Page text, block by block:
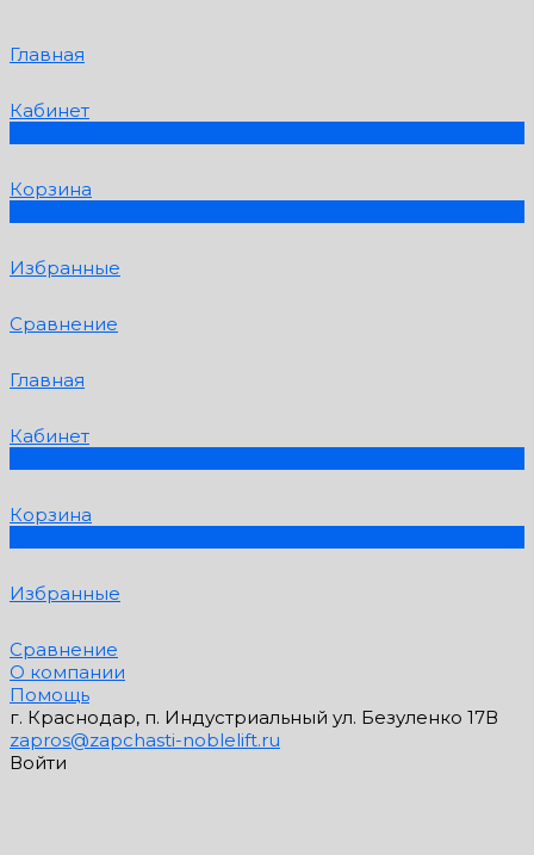
Главная
Кабинет
Корзина
Избранные
Сравнение
Главная
Кабинет
Корзина
Избранные
Сравнение
О компании
Помощь
г. Краснодар, п. Индустриальный ул. Безуленко 17В
zapros@zapchasti-noblelift.ru
Войти